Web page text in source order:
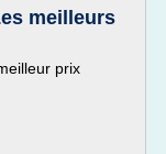
meilleurs
prix